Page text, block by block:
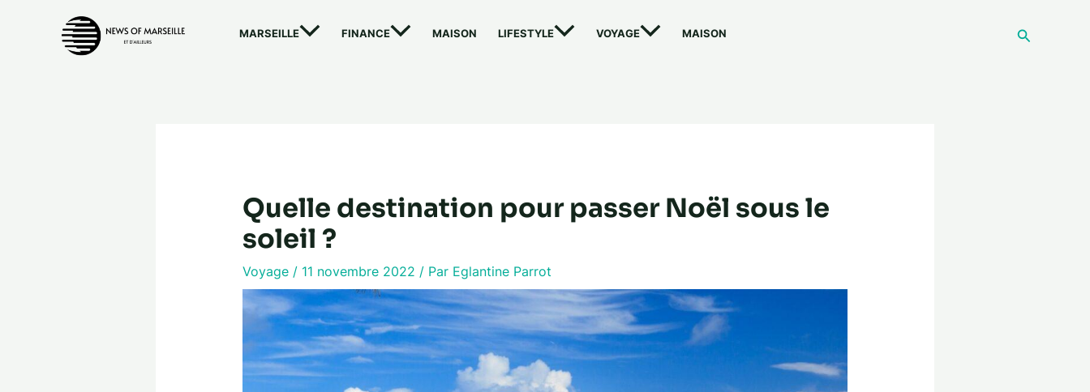
MARSEILLE FINANCE MAISON LIFESTYLE VOYAGE MAISON
Quelle destination pour passer Noël sous le
soleil ?
Voyage/ 11 novembre 2022 / Par Eglantine Parrot